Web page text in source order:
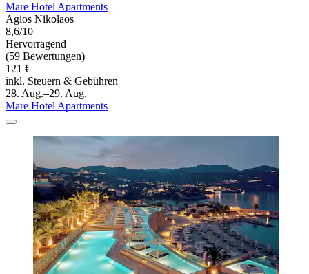
Mare Hotel Apartments
Agios Nikolaos
8,6/10
Hervorragend
(59 Bewertungen)
121 €
inkl. Steuern & Gebühren
28. Aug.–29. Aug.
Mare Hotel Apartments